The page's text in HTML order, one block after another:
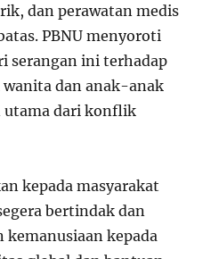
dan perawatan medis
PBNU menyoroti
serangan ini terhadap
dan anak-anak
utama dari konflik
kepada masyarakat
bertindak dan
kepada